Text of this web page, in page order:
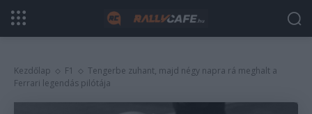
Kezdőlap F1
Tengerbe zuhant, majd négy napra rá meghalt a
Ferrari legendás pilótája